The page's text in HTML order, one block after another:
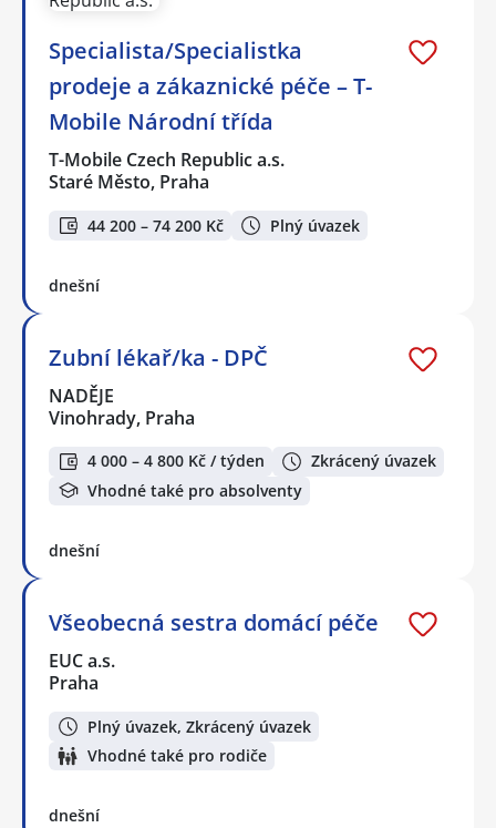
Specialista/Specialistka
prodeje a zákaznické péče – T-
Mobile Národní třída
T-Mobile Czech Republic a.s.
Staré Město, Praha
44 200 – 74 200 Kč Plný úvazek
dnešní
Zubní lékař/ka - DPČ
NADĚJE
Vinohrady, Praha
4 000 – 4 800 Kč / týden
Zkrácený úvazek
Vhodné také pro absolventy
dnešní
Všeobecná sestra domácí péče
EUC a.s.
Praha
Plný úvazek, Zkrácený úvazek
Vhodné také pro rodiče
dnešní